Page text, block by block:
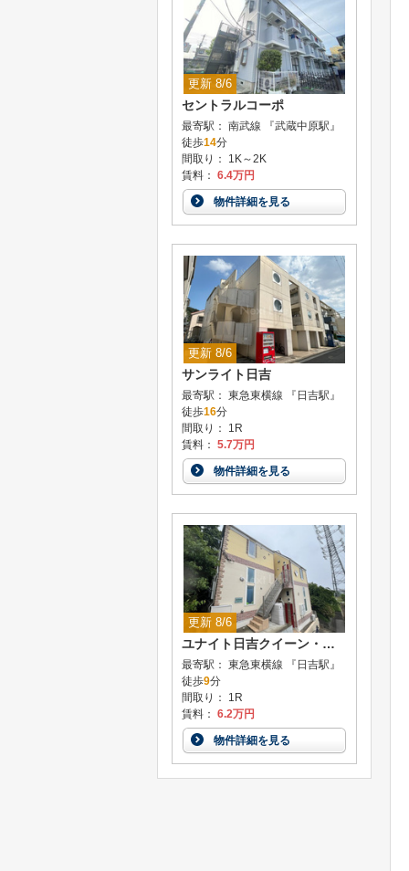
更新 8/6
セントラルコーポ
最寄駅： 南武線 『武蔵中原駅』
徒歩14分
間取り： 1K～2K
賃料： 6.4万円
物件詳細を見る
更新 8/6
サンライト日吉
最寄駅： 東急東横線 『日吉駅』
徒歩16分
間取り： 1R
賃料： 5.7万円
物件詳細を見る
更新 8/6
ユナイト日吉クイーン・マカダミア
最寄駅： 東急東横線 『日吉駅』
徒歩9分
間取り： 1R
賃料： 6.2万円
物件詳細を見る